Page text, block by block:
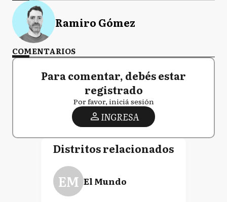
Ramiro Gómez
COMENTARIOS
Para comentar, debés estar
registrado
Por favor, iniciá sesión
INGRESA
Distritos relacionados
EM El Mundo